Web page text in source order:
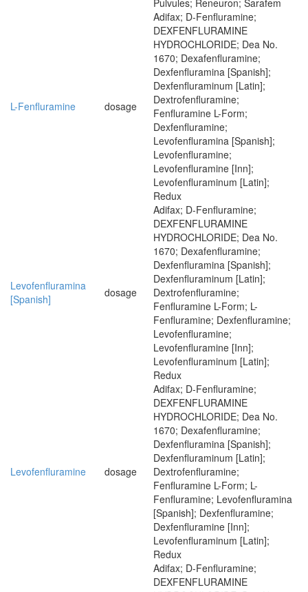
Pulvules; Reneuron; Sarafem
L-Fenfluramine dosage
Adifax; D-Fenfluramine;
DEXFENFLURAMINE
HYDROCHLORIDE; Dea No.
1670; Dexafenfluramine;
Dexfenfluramina [Spanish];
Dexfenfluraminum [Latin];
Dextrofenfluramine;
Fenfluramine L-Form;
Dexfenfluramine;
Levofenfluramina [Spanish];
Levofenfluramine;
Levofenfluramine [Inn];
Levofenfluraminum [Latin];
Redux
Levofenfluramina
[Spanish]
dosage
Adifax; D-Fenfluramine;
DEXFENFLURAMINE
HYDROCHLORIDE; Dea No.
1670; Dexafenfluramine;
Dexfenfluramina [Spanish];
Dexfenfluraminum [Latin];
Dextrofenfluramine;
Fenfluramine L-Form; L-
Fenfluramine; Dexfenfluramine;
Levofenfluramine;
Levofenfluramine [Inn];
Levofenfluraminum [Latin];
Redux
Levofenfluramine dosage
Adifax; D-Fenfluramine;
DEXFENFLURAMINE
HYDROCHLORIDE; Dea No.
1670; Dexafenfluramine;
Dexfenfluramina [Spanish];
Dexfenfluraminum [Latin];
Dextrofenfluramine;
Fenfluramine L-Form; L-
Fenfluramine; Levofenfluramina
[Spanish]; Dexfenfluramine;
Dexfenfluramine [Inn];
Levofenfluraminum [Latin];
Redux
Adifax; D-Fenfluramine;
DEXFENFLURAMINE